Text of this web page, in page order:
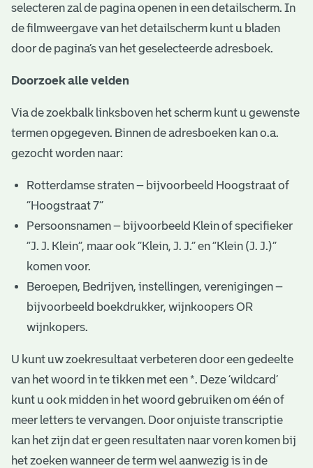
selecteren zal de pagina openen in een detailscherm. In
de filmweergave van het detailscherm kunt u bladen
door de pagina’s van het geselecteerde adresboek.
Doorzoek alle velden
Via de zoekbalk linksboven het scherm kunt u gewenste
termen opgegeven. Binnen de adresboeken kan o.a.
gezocht worden naar:
Rotterdamse straten – bijvoorbeeld Hoogstraat of
“Hoogstraat 7”
Persoonsnamen – bijvoorbeeld Klein of specifieker
“J. J. Klein”, maar ook ”Klein, J. J.” en “Klein (J. J.)”
komen voor.
Beroepen, Bedrijven, instellingen, verenigingen –
bijvoorbeeld boekdrukker, wijnkoopers OR
wijnkopers.
U kunt uw zoekresultaat verbeteren door een gedeelte
van het woord in te tikken met een *. Deze ‘wildcard’
kunt u ook midden in het woord gebruiken om één of
meer letters te vervangen. Door onjuiste transcriptie
kan het zijn dat er geen resultaten naar voren komen bij
het zoeken wanneer de term wel aanwezig is in de